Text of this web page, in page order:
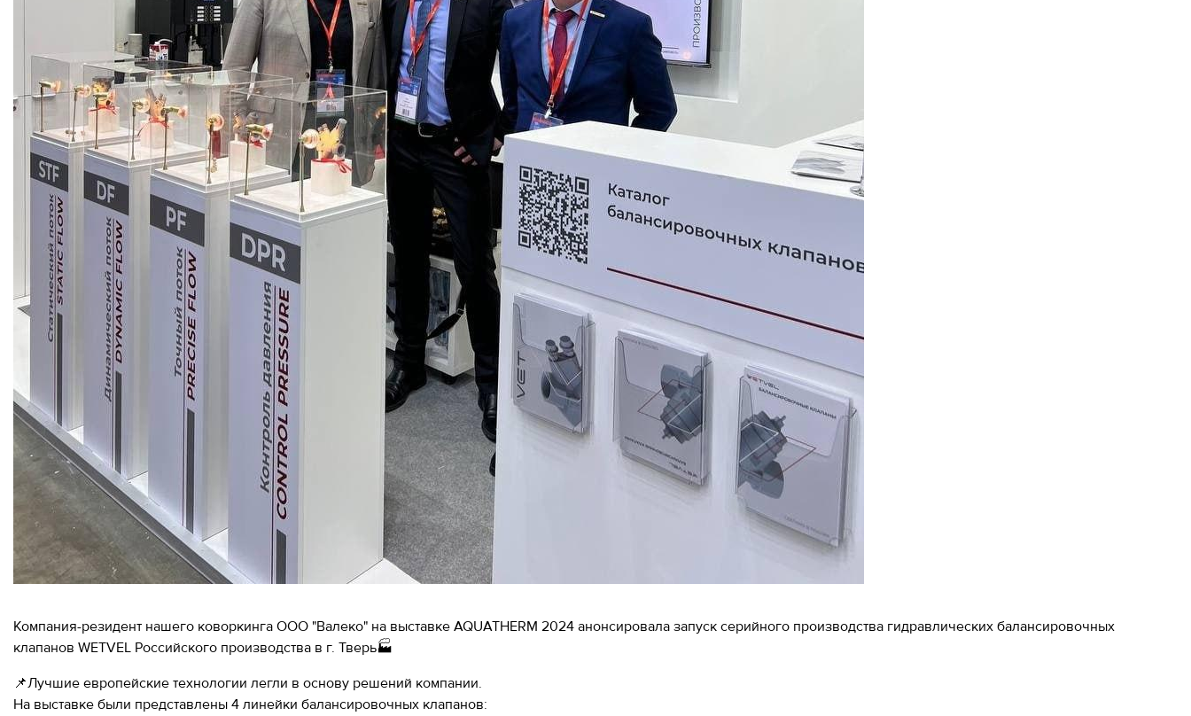
Godovikova
str.,
9
Alekseyevskaya
metro
station
Business
hours
9:00
18:00
Mon-
Thu.
9:00
17:00
Fri.
Компания-резидент нашего коворкинга ООО "Валеко" на выставке AQUATHERM 2024 анонсировала запуск серийного производства гидравлических балансировочных
клапанов WETVEL Российского производства в г. Тверь🏭
📌Лучшие европейские технологии легли в основу решений компании.
На выставке были представлены 4 линейки балансировочных клапанов: